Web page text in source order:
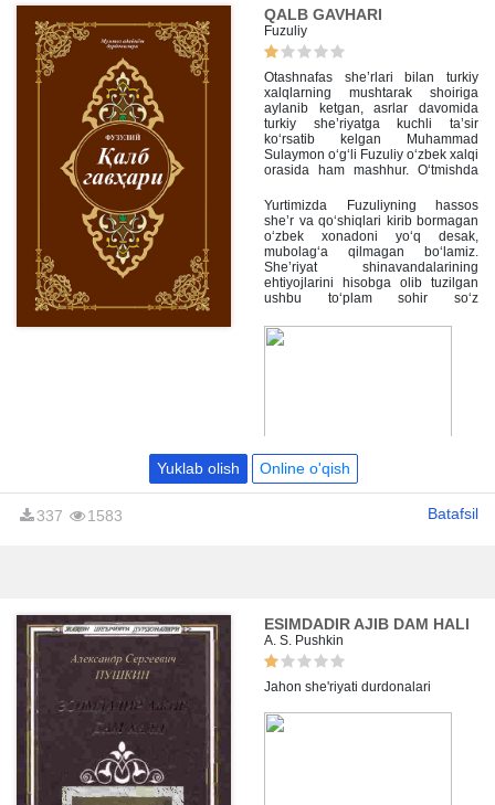
QALB GAVHARI
Fuzuliy
Otashnafas she’rlari bilan turkiy
xalqlarning mushtarak shoiriga
aylanib ketgan, asrlar davomida
turkiy she’riyatga kuchli ta’sir
ko‘rsatib kelgan Muhammad
Sulaymon o‘g‘li Fuzuliy o‘zbek xalqi
orasida ham mashhur. O‘tmishda
bedilxonlik qatori fuzuliyxonlik ham
keng tarqalgan, shoir asarlari
madrasalarning o‘quv dasturiga
kiritilgan edi.
Yurtimizda Fuzuliyning hassos
she’r va qo‘shiqlari kirib bormagan
o‘zbek xonadoni yo‘q desak,
mubolag‘a qilmagan bo‘lamiz.
She’riyat shinavandalarining
ehtiyojlarini hisobga olib tuzilgan
ushbu to‘plam sohir so‘z
badiiy barkamol g‘azallari,
tarje’bandlari, tarkibbandi,
Yuklab olish Online o'qish
337 1583 Batafsil
ESIMDADIR AJIB DAM HALI
A. S. Pushkin
Jahon she'riyati durdonalari